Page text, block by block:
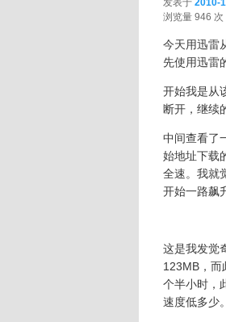
发表于 2010-
浏览量 946 次
今天用迅雷
先使用迅雷
开始我是从
断开，继续
中间查看了
始地址下载
全速。我就
开始一路飙
这是我发觉
123MB，而
个半小时，
速度低多少。